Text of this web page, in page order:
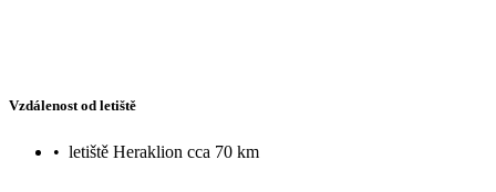
Vzdálenost od letiště
• letiště Heraklion cca 70 km